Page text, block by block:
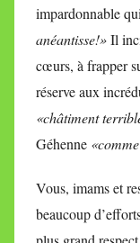
impardonnable
anéantisse!»Il
cœurs, à frapper
réserve aux
«châtiment
Géhenne
Vous, imams et
beaucoup